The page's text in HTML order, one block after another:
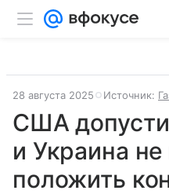
28 августа 2025 Источник:
США
и Украина не
положить